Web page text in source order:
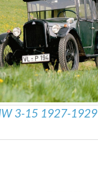
3-15 1927-1929